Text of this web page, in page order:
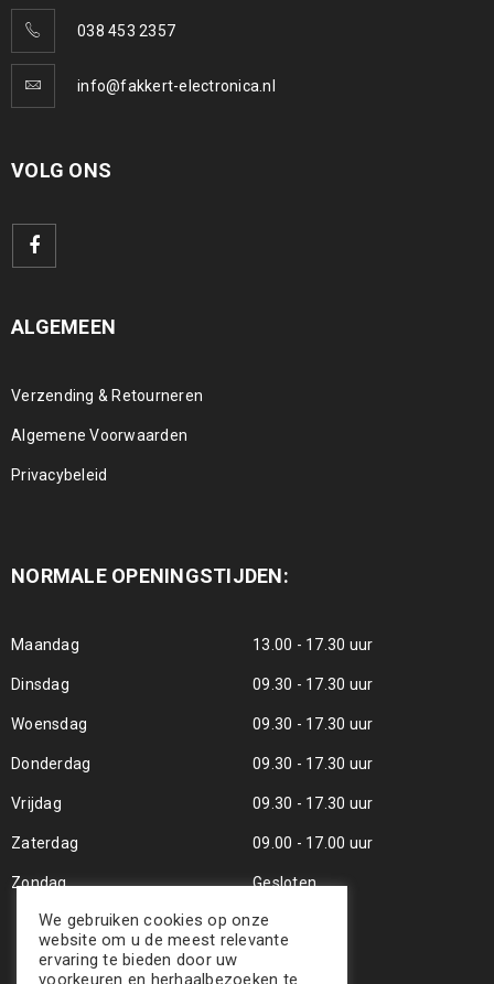
038 453 2357
info@fakkert-electronica.nl
VOLG ONS
ALGEMEEN
Verzending & Retourneren
Algemene Voorwaarden
Privacybeleid
NORMALE OPENINGSTIJDEN:
Maandag 13.00 - 17.30 uur
Dinsdag 09.30 - 17.30 uur
Woensdag 09.30 - 17.30 uur
Donderdag 09.30 - 17.30 uur
Vrijdag 09.30 - 17.30 uur
Zaterdag 09.00 - 17.00 uur
Zondag Gesloten
We gebruiken cookies op onze
website om u de meest relevante
ervaring te bieden door uw
voorkeuren en herhaalbezoeken te